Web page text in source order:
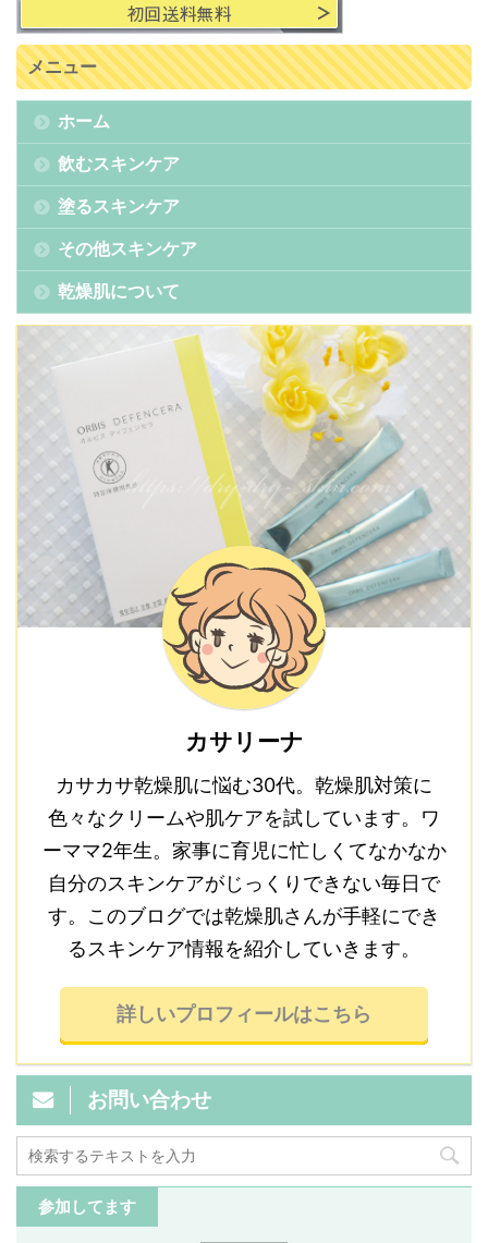
メニュー
ホーム
飲むスキンケア
塗るスキンケア
その他スキンケア
乾燥肌について
カサリーナ
カサカサ乾燥肌に悩む30代。乾燥肌対策に
色々なクリームや肌ケアを試しています。ワ
ーママ2年生。家事に育児に忙しくてなかなか
自分のスキンケアがじっくりできない毎日で
す。このブログでは乾燥肌さんが手軽にでき
るスキンケア情報を紹介していきます。
詳しいプロフィールはこちら
お問い合わせ
参加してます